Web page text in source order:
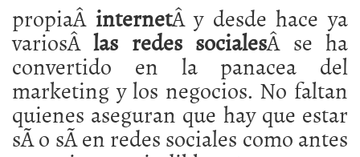
propiaÂ internetÂ y desde hace ya
variosÂlas redes socialesÂ se ha
convertido en la panacea del
marketing y los negocios. No faltan
quienes aseguran que hay que estar
sÃ­ o sÃ­ en redes sociales como antes